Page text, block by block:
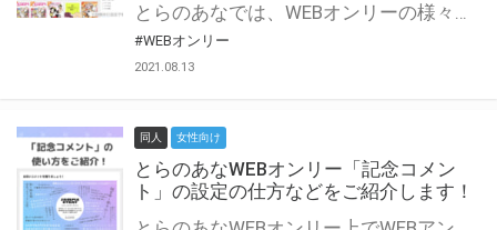
とらのあなでは、WEBオンリーの様々な支援を実施しています。 今回は2021年9月に実装を予定しているアップデート情報についてご紹介いたします。 とらのあなWEBオンリーサイトはこちら
#WEBオンリー
2021.08.13
同人 女性向け
とらのあなWEBオンリー「記念コメン
ト」の設定の仕方などをご紹介します！